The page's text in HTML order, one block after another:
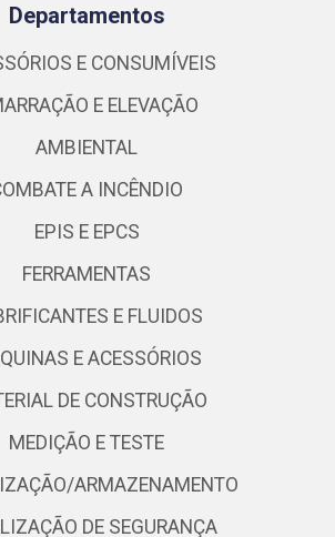
Departamentos
E CONSUMÍVEIS
E ELEVAÇÃO
AMBIENTAL
A INCÊNDIO
EPIS E EPCS
FERRAMENTAS
E FLUIDOS
E ACESSÓRIOS
DE CONSTRUÇÃO
MEDIÇÃO E TESTE
ARMAZENAMENTO
DE SEGURANÇA